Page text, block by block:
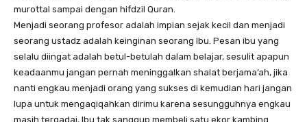
murottal sampai dengan hifdzil Quran.
Menjadi seorang profesor adalah impian sejak kecil dan menjadi
seorang ustadz adalah keinginan seorang Ibu. Pesan ibu yang
selalu diingat adalah betul-betulah dalam belajar, sesulit apapun
keadaanmu jangan pernah meninggalkan shalat berjama’ah, jika
nanti engkau menjadi orang yang sukses di kemudian hari jangan
lupa untuk mengaqiqahkan dirimu karena sesungguhnya engkau
masih tergadai, Ibu tak sanggup membeli satu ekor kambing